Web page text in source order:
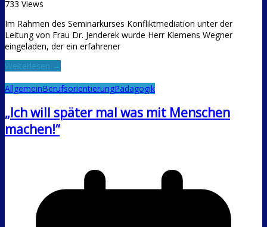
733 Views
Im Rahmen des Seminarkurses Konfliktmediation unter der
Leitung von Frau Dr. Jenderek wurde Herr Klemens Wegner
eingeladen, der ein erfahrener
Weiterlesen →
AllgemeinBerufsorientierungPädagogik
„Ich will später mal was mit Menschen
machen!“